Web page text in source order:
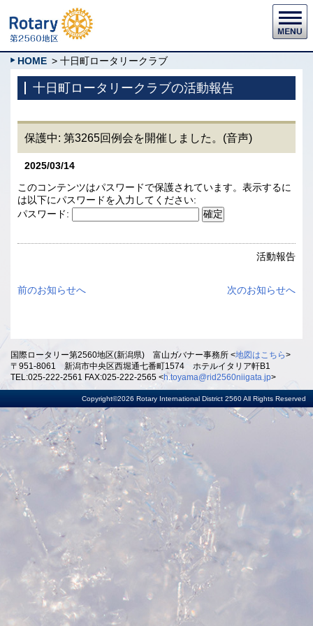
HOME > 十日町ロータリークラブ
十日町ロータリークラブの活動報告
保護中: 第3265回例会を開催しました。(音声)
2025/03/14
このコンテンツはパスワードで保護されています。表示するに
は以下にパスワードを入力してください:
パスワード:
活動報告
前のお知らせへ 次のお知らせへ
国際ロータリー第2560地区(新潟県) 富山ガバナー事務所 <地図はこちら>
〒951-8061 新潟市中央区西堀通七番町1574 ホテルイタリア軒B1
TEL:025-222-2561 FAX:025-222-2565 <h.toyama@rid2560niigata.jp>
Copyright©2026 Rotary International District 2560 All Rights Reserved